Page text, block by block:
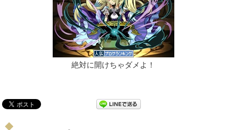
絶対に開けちゃダメよ！